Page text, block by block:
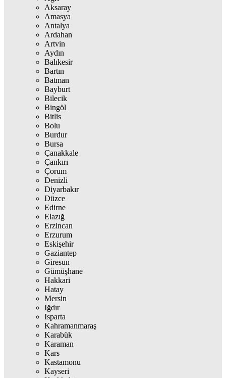
Aksaray
Amasya
Antalya
Ardahan
Artvin
Aydın
Balıkesir
Bartın
Batman
Bayburt
Bilecik
Bingöl
Bitlis
Bolu
Burdur
Bursa
Çanakkale
Çankırı
Çorum
Denizli
Diyarbakır
Düzce
Edirne
Elazığ
Erzincan
Erzurum
Eskişehir
Gaziantep
Giresun
Gümüşhane
Hakkari
Hatay
Mersin
Iğdır
Isparta
Kahramanmaraş
Karabük
Karaman
Kars
Kastamonu
Kayseri